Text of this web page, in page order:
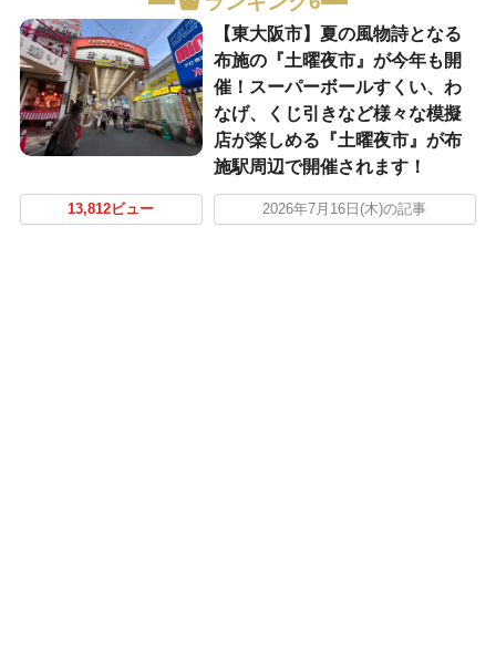
【東大阪市】夏の風物詩となる
布施の『土曜夜市』が今年も開
催！スーパーボールすくい、わ
なげ、くじ引きなど様々な模擬
店が楽しめる『土曜夜市』が布
施駅周辺で開催されます！
13,812ビュー 2026年7月16日(木)の記事